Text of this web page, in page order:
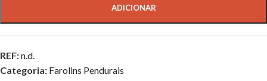
ADICIONAR
REF:n.d.
Categoria: Farolins Pendurais